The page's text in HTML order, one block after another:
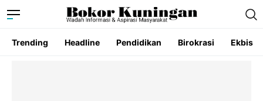
Trending Headline Pendidikan Birokrasi Ekbis